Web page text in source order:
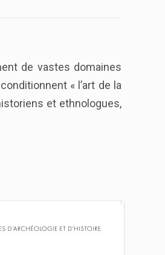
de vastes domaines
« l’art de la
et ethnologues,